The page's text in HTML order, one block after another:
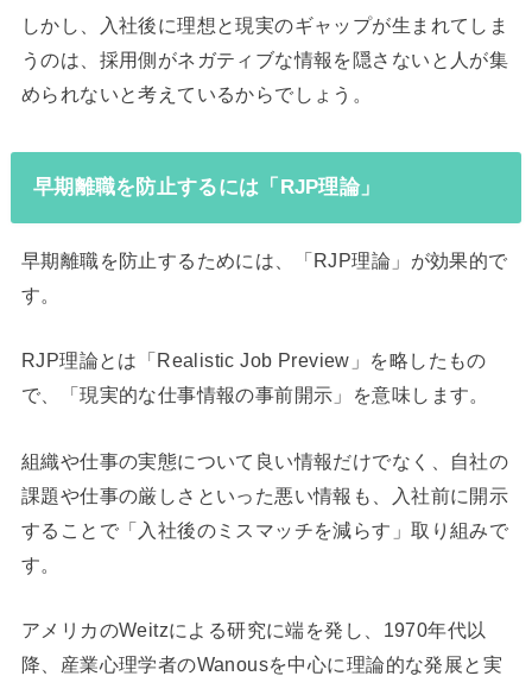
しかし、入社後に理想と現実のギャップが生まれてしま
うのは、採用側がネガティブな情報を隠さないと人が集
められないと考えているからでしょう。
早期離職を防止するには「RJP理論」
早期離職を防止するためには、「RJP理論」が効果的で
す。
RJP理論とは「Realistic Job Preview」を略したもの
で、「現実的な仕事情報の事前開示」を意味します。
組織や仕事の実態について良い情報だけでなく、自社の
課題や仕事の厳しさといった悪い情報も、入社前に開示
することで「入社後のミスマッチを減らす」取り組みで
す。
アメリカのWeitzによる研究に端を発し、1970年代以
降、産業心理学者のWanousを中心に理論的な発展と実